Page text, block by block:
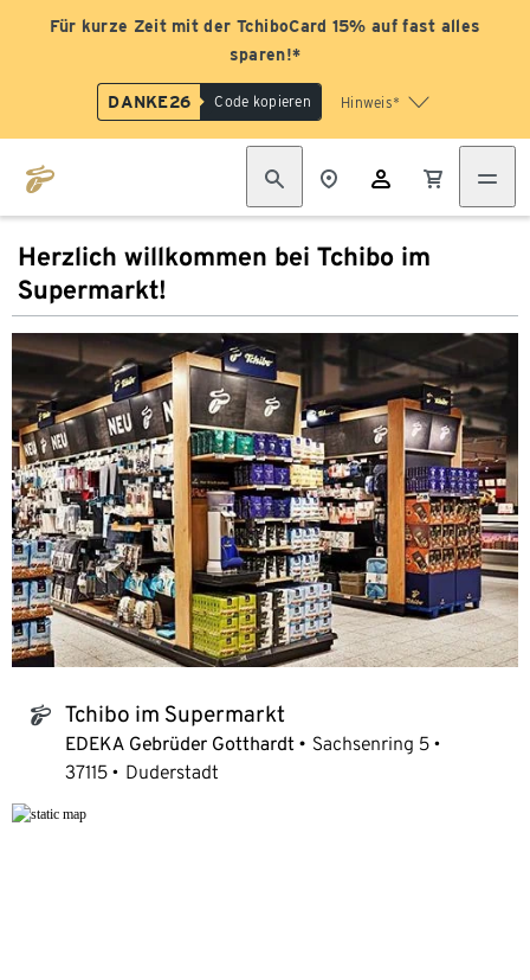
Für kurze Zeit mit der TchiboCard 15% auf fast alles
sparen!*
DANKE26 Code kopieren Hinweis*
Herzlich willkommen bei Tchibo im
Supermarkt!
tchibo_logo Tchibo im Supermarkt
EDEKA Gebrüder Gotthardt
Sachsenring 5
37115
Duderstadt